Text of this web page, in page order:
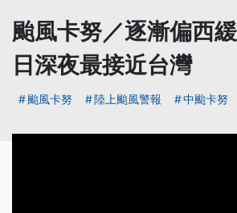
颱風卡努／逐漸偏西
日深夜最接近台灣
颱風卡努 陸上颱風警報 中颱卡努